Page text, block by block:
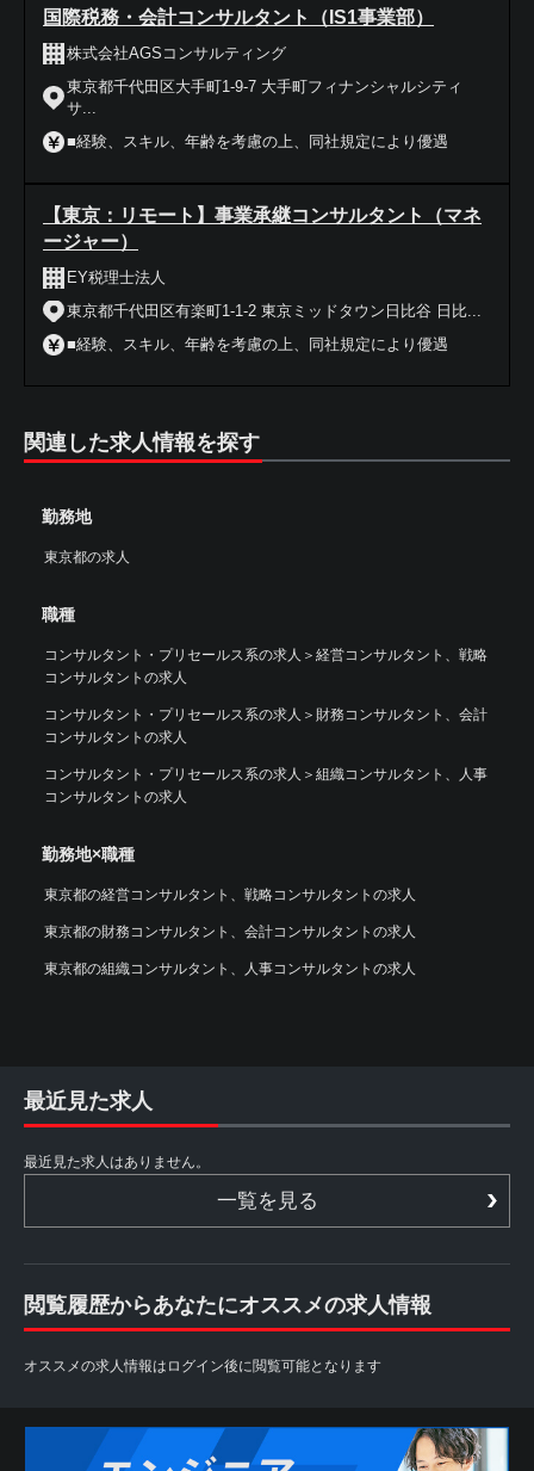
国際税務・会計コンサルタント（IS1事業部）
株式会社AGSコンサルティング
東京都千代田区大手町1-9-7 大手町フィナンシャルシティ
サ...
■経験、スキル、年齢を考慮の上、同社規定により優遇
【東京：リモート】事業承継コンサルタント（マネ
ージャー）
EY税理士法人
東京都千代田区有楽町1-1-2 東京ミッドタウン日比谷 日比...
■経験、スキル、年齢を考慮の上、同社規定により優遇
関連した求人情報を探す
勤務地
東京都の求人
職種
コンサルタント・プリセールス系の求人 ＞ 経営コンサルタント、戦略
コンサルタントの求人
コンサルタント・プリセールス系の求人 ＞ 財務コンサルタント、会計
コンサルタントの求人
コンサルタント・プリセールス系の求人 ＞ 組織コンサルタント、人事
コンサルタントの求人
勤務地×職種
東京都の経営コンサルタント、戦略コンサルタントの求人
東京都の財務コンサルタント、会計コンサルタントの求人
東京都の組織コンサルタント、人事コンサルタントの求人
最近見た求人
最近見た求人はありません。
一覧を見る
閲覧履歴からあなたにオススメの求人情報
オススメの求人情報はログイン後に閲覧可能となります